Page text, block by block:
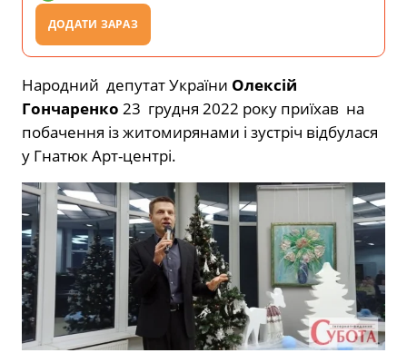
ДОДАТИ ЗАРАЗ
Народний депутат України Олексій
Гончаренко 23 грудня 2022 року приїхав на
побачення із житомирянами і зустріч відбулася
у Гнатюк Арт-центрі.